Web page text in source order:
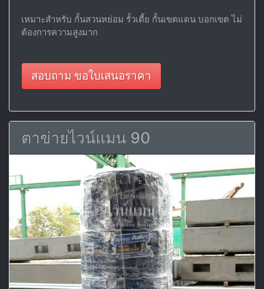
เหมาะสำหรับ กั้นสวนหย่อม รั้วเตี้ย กั้นเขตแดน บอกเขต ไม่
ต้องการความสูงมาก
สอบถาม ขอใบเสนอราคา
ตาข่ายไวน์แมน 90